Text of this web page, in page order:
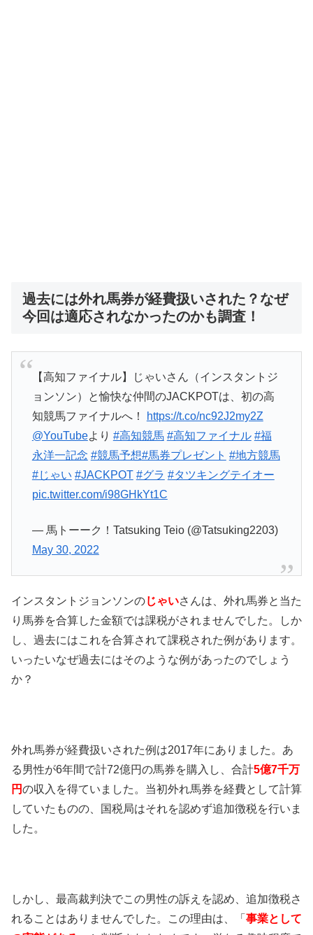
過去には外れ馬券が経費扱いされた？なぜ
今回は適応されなかったのかも調査！
【高知ファイナル】じゃいさん（インスタントジ
ョンソン）と愉快な仲間のJACKPOTは、初の高
知競馬ファイナルへ！
https://t.co/nc92J2my2Z
@YouTubeより #高知競馬 #高知ファイナル #福
永洋一記念 #競馬予想#馬券プレゼント #地方競馬
#じゃい #JACKPOT #グラ #タツキングテイオー
pic.twitter.com/i98GHkYt1C
— 馬トーーク！Tatsuking Teio (@Tatsuking2203)
May 30, 2022
インスタントジョンソンのじゃいさんは、外れ馬券と当た
り馬券を合算した金額では課税がされませんでした。しか
し、過去にはこれを合算されて課税された例があります。
いったいなぜ過去にはそのような例があったのでしょう
か？
外れ馬券が経費扱いされた例は2017年にありました。あ
る男性が6年間で計72億円の馬券を購入し、合計5億7千万
円の収入を得ていました。当初外れ馬券を経費として計算
していたものの、国税局はそれを認めず追加徴税を行いま
した。
しかし、最高裁判決でこの男性の訴えを認め、追加徴税さ
れることはありませんでした。この理由は、「 事業として